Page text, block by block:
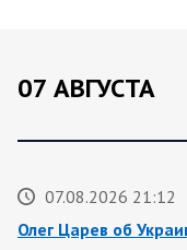
07 АВГУСТА
07.08.2026 21:12
Олег Царев об